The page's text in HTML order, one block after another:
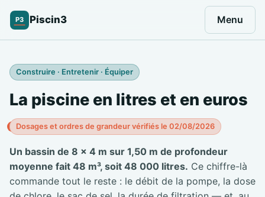
P3 Piscin3 Menu
Construire · Entretenir · Équiper
La piscine en litres et en euros
Dosages et ordres de grandeur vérifiés le 02/08/2026
Un bassin de 8 × 4 m sur 1,50 m de profondeur
moyenne fait 48 m³, soit 48 000 litres. Ce chiffre-là
commande tout le reste : le débit de la pompe, la dose